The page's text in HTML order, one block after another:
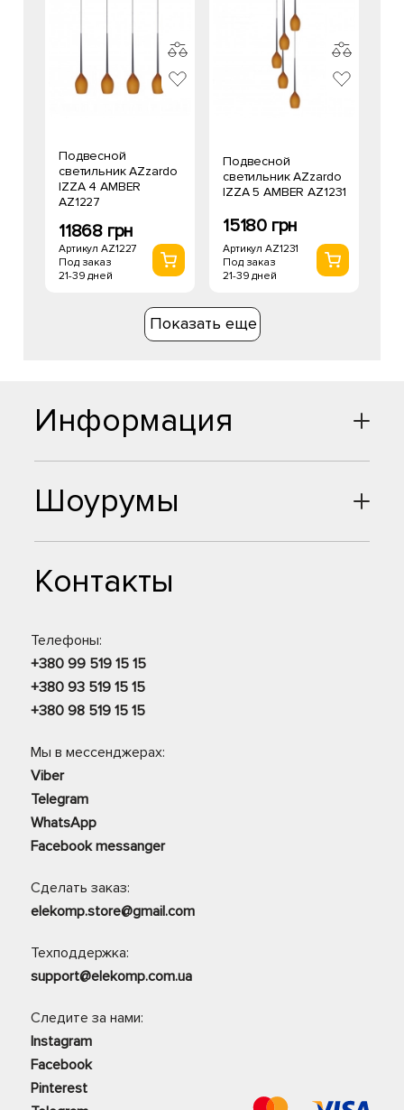
Подвесной
светильник AZzardo
IZZA 4 AMBER
AZ1227
11868 грн
Артикул AZ1227
Под заказ
21-39 дней
Подвесной
светильник AZzardo
IZZA 5 AMBER AZ1231
15180 грн
Артикул AZ1231
Под заказ
21-39 дней
Показать еще
Шоурумы
Контакты
Телефоны:
+380 99 519 15 15
+380 93 519 15 15
+380 98 519 15 15
Мы в мессенджерах:
Viber
Telegram
WhatsApp
Facebook messanger
Сделать заказ:
elekomp.store@gmail.com
Техподдержка:
support@elekomp.com.ua
Следите за нами:
Instagram
Facebook
Pinterest
Информация